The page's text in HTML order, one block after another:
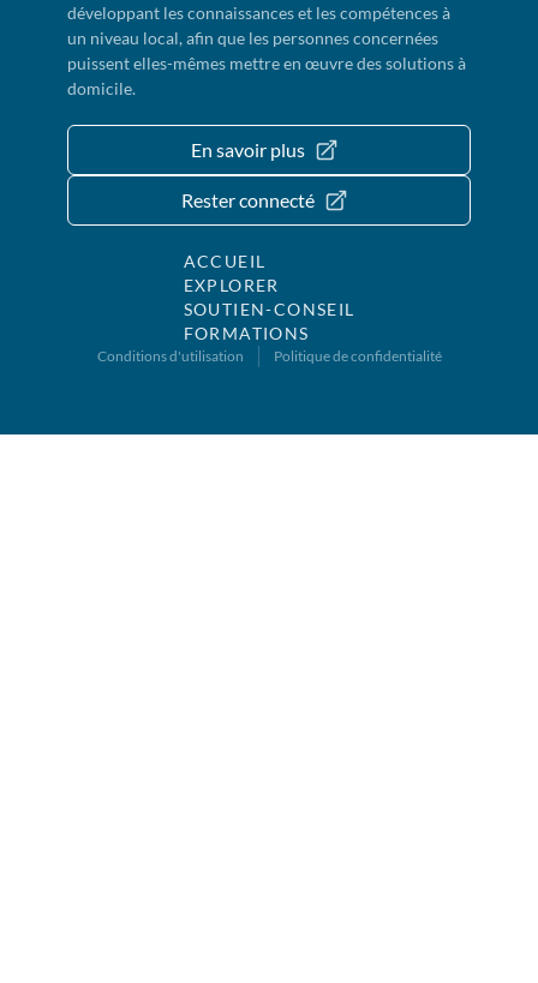
développant les connaissances et les compétences à
un niveau local, afin que les personnes concernées
puissent elles-mêmes mettre en œuvre des solutions à
domicile.
En savoir plus
Rester connecté
ACCUEIL
EXPLORER
SOUTIEN-CONSEIL
FORMATIONS
Conditions d'utilisation Politique de confidentialité